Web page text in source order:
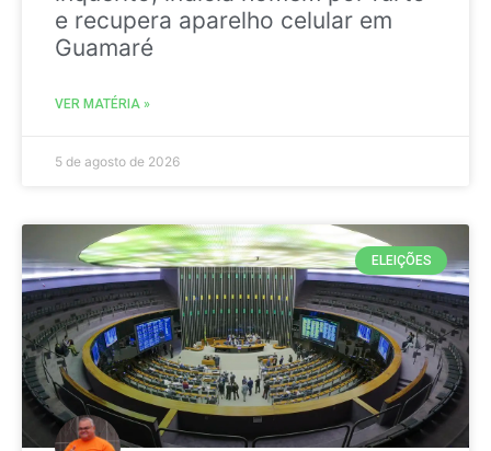
e recupera aparelho celular em
Guamaré
VER MATÉRIA »
5 de agosto de 2026
ELEIÇÕES